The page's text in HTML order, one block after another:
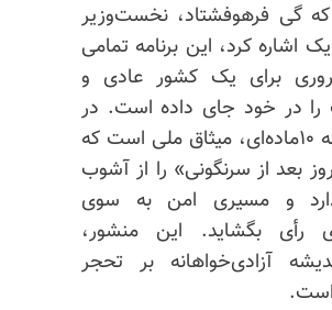
گی فرهوفشتاد، نخست‌وزیر
اشاره کرد، این برنامه تمامی
برای یک کشور عادی و
را در خود جای داده است. در
واقع، برنامه ۱۰ماده‌ای، میثاق ملی است که
بعد از سرنگونی» را از آشوب
و مسیری امن به سوی
رأی بگشاید. این منشور،
آزادی‌خواهانه بر تحجر
است.